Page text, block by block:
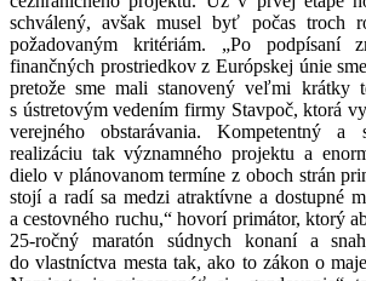
schválený, avšak musel byť počas troch
požadovaným kritériám. „Po podpísaní
finančných prostriedkov z Európskej únie
pretože sme mali stanovený veľmi krátky
s ústretovým vedením firmy Stavpoč, ktorá
verejného obstarávania. Kompetentný a
realizáciu tak významného projektu a
dielo v plánovanom termíne z oboch strán
stojí a radí sa medzi atraktívne a dostupné
a cestovného ruchu,“ hovorí primátor, ktorý
25-ročný maratón súdnych konaní a
do vlastníctva mesta tak, ako to zákon o